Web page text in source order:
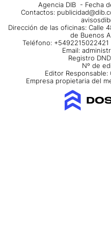
Agencia DIB - Fecha
Contactos:
Dirección de las oficinas: Calle
de Buenos
Teléfono:
Email:
Registro
Nº de
Editor Responsable:
Empresa propietaria del